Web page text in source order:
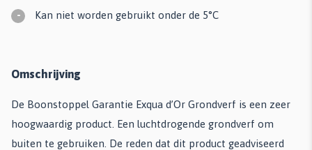
- Kan niet worden gebruikt onder de 5°C
Omschrijving
De Boonstoppel Garantie Exqua d’Or Grondverf is een zeer
hoogwaardig product. Een luchtdrogende grondverf om
buiten te gebruiken. De reden dat dit product geadviseerd